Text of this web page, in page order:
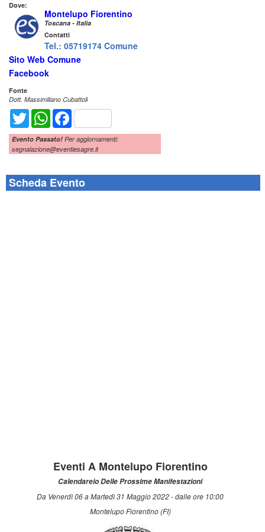
Dove:
Montelupo Fiorentino
Toscana - Italia
Contatti
Tel.: 05719174 Comune
Sito Web Comune
Facebook
Fonte
Dott. Massimiliano Cubattoli
Twitter WhatsAppFacebook
Evento Passato! Per aggiornamenti:
segnalazione@eventiesagre.it
Scheda Evento
Eventi A Montelupo Fiorentino
Calendareio Delle Prossime Manifestazioni
Da Venerdì 06 a Martedì 31 Maggio 2022 - dalle ore 10:00
Montelupo Fiorentino (FI)